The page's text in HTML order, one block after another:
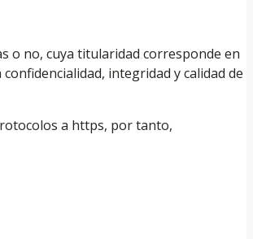
o no, cuya titularidad corresponde en
integridad y calidad de
a https, por tanto,